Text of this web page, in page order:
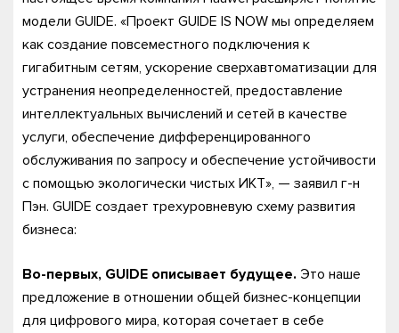
модели GUIDE. «Проект GUIDE IS NOW мы определяем
как создание повсеместного подключения к
гигабитным сетям, ускорение сверхавтоматизации для
устранения неопределенностей, предоставление
интеллектуальных вычислений и сетей в качестве
услуги, обеспечение дифференцированного
обслуживания по запросу и обеспечение устойчивости
с помощью экологически чистых ИКТ», — заявил г-н
Пэн. GUIDE создает трехуровневую схему развития
бизнеса:
Во-первых, GUIDE описывает будущее. Это наше
предложение в отношении общей бизнес-концепции
для цифрового мира, которая сочетает в себе